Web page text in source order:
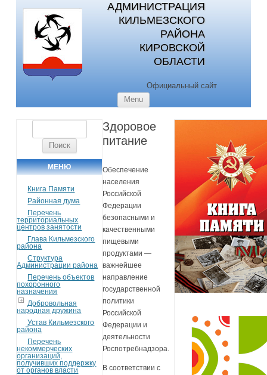
АДМИНИСТРАЦИЯ
КИЛЬМЕЗСКОГО
РАЙОНА
КИРОВСКОЙ
ОБЛАСТИ
Официальный сайт
Menu
МЕНЮ
Книга Памяти
Районная дума
Перечень
территориальных
центров занятости
Глава Кильмезского
района
Структура
Администрации района
Перечень объектов
похоронного
назначения
Добровольная
народная дружина
Устав Кильмезского
района
Перечень
некоммерческих
организаций,
получивших поддержку
от органов власти
Здоровое
питание
Обеспечение
населения
Российской
Федерации
безопасными и
качественными
пищевыми
продуктами —
важнейшее
направление
государственной
политики
Российской
Федерации и
деятельности
Роспотребнадзора.
В соответствии с